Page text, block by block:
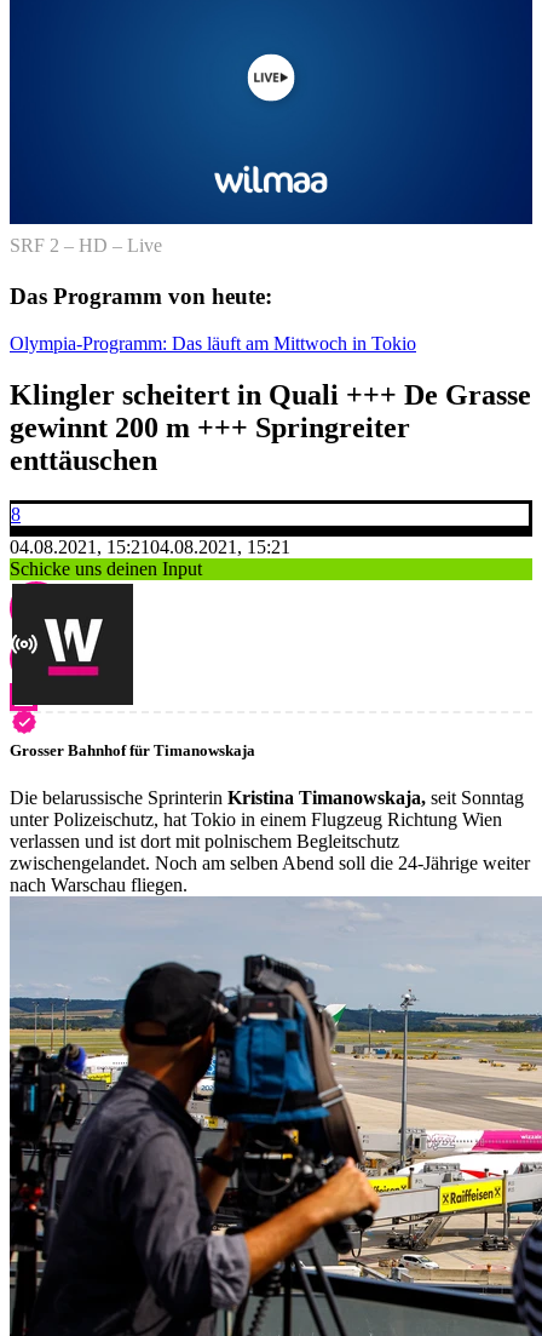
SRF 2 – HD – Live
Das Programm von heute:
Olympia-Programm: Das läuft am Mittwoch in Tokio
Klingler scheitert in Quali +++ De Grasse
gewinnt 200 m +++ Springreiter
enttäuschen
8
04.08.2021, 15:2104.08.2021, 15:21
Schicke uns deinen Input
Grosser Bahnhof für Timanowskaja
Die belarussische Sprinterin Kristina Timanowskaja, seit Sonntag
unter Polizeischutz, hat Tokio in einem Flugzeug Richtung Wien
verlassen und ist dort mit polnischem Begleitschutz
zwischengelandet. Noch am selben Abend soll die 24-Jährige weiter
nach Warschau fliegen.